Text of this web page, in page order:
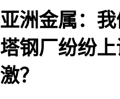
亚洲金属：
塔钢厂纷纷
激？